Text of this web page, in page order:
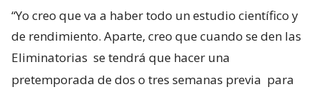
“Yo creo que va a haber todo un estudio científico y
de rendimiento. Aparte, creo que cuando se den las
Eliminatorias se tendrá que hacer una
pretemporada de dos o tres semanas previa para